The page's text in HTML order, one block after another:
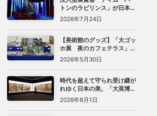
トンのラビリンス」が日本初
上陸。豊洲のCREVIA BASE
Tokyoで11月開幕
2026年7月24日
【美術館のグッズ】「大ゴッ
ホ展 夜のカフェテラス」
（上野の森美術館）で見つけ
た、編集部おすすめグッズ10
2026年5月30日
時代を超えて守られ受け継が
れゆく日本の美。「大英博物
館 日本美術コレクション 百花
繚乱〜海を越えた江戸絵画」
2026年8月1日